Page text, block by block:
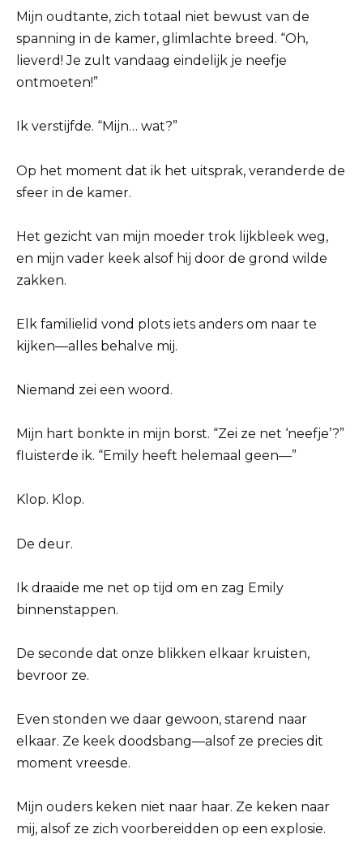
Mijn oudtante, zich totaal niet bewust van de
spanning in de kamer, glimlachte breed. “Oh,
lieverd! Je zult vandaag eindelijk je neefje
ontmoeten!”
Ik verstijfde. “Mijn… wat?”
Op het moment dat ik het uitsprak, veranderde de
sfeer in de kamer.
Het gezicht van mijn moeder trok lijkbleek weg,
en mijn vader keek alsof hij door de grond wilde
zakken.
Elk familielid vond plots iets anders om naar te
kijken—alles behalve mij.
Niemand zei een woord.
Mijn hart bonkte in mijn borst. “Zei ze net ‘neefje’?”
fluisterde ik. “Emily heeft helemaal geen—”
Klop. Klop.
De deur.
Ik draaide me net op tijd om en zag Emily
binnenstappen.
De seconde dat onze blikken elkaar kruisten,
bevroor ze.
Even stonden we daar gewoon, starend naar
elkaar. Ze keek doodsbang—alsof ze precies dit
moment vreesde.
Mijn ouders keken niet naar haar. Ze keken naar
mij, alsof ze zich voorbereidden op een explosie.